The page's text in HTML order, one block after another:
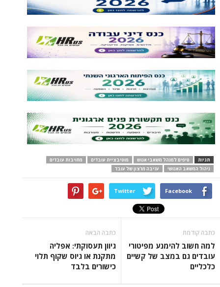
תגיות טיפים למנהל משאבי אנוש מוטיבציית עובדים
מחויבות עובדים
ניהול המשאב האנושי
עזיבה מרצון של עובד
Facebook
Twitter
כתבה קודמת
למה חשוב להימנע מפיטורי
עובדים גם במצב של קשיים
כלכליים
כתבה הבאה
גיוון תעסוקתי: אפליה
מתקנת או גיוס שקוף תלוי
כישורים בלבד